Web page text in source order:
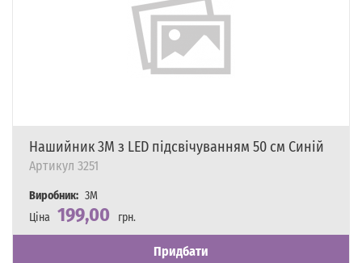
Нашийник 3M з LED підсвічуванням 50 см Синій
Артикул 3251
Виробник: 3M
Ціна 199,00
грн.
Наявність
Є в наявності
Придбати